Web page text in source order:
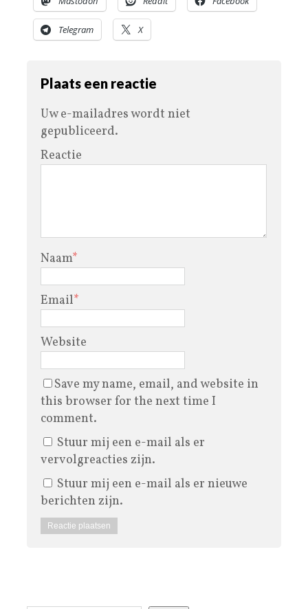
Telegram X
Plaats een reactie
Uw e-mailadres wordt niet
gepubliceerd.
Reactie
Naam*
Email*
Website
Save my name, email, and website in
this browser for the next time I
comment.
Stuur mij een e-mail als er
vervolgreacties zijn.
Stuur mij een e-mail als er nieuwe
berichten zijn.